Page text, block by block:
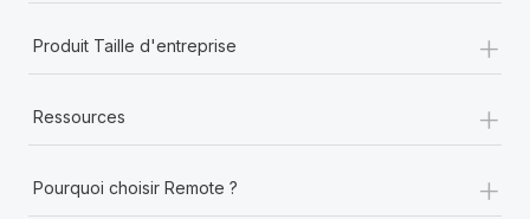
Produit Taille d'entreprise +
Ressources +
Pourquoi choisir Remote ? +